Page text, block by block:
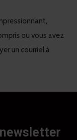
ou vous avez
un courriel à